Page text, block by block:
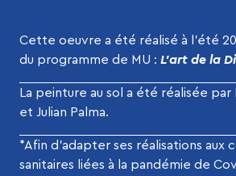
Cette oeuvre a été réalisé à l’été
du programme de MU : L’art de la
La peinture au sol a été réalisée par
et Julian Palma.
*Afin d’adapter ses réalisations aux
sanitaires liées à la pandémie de